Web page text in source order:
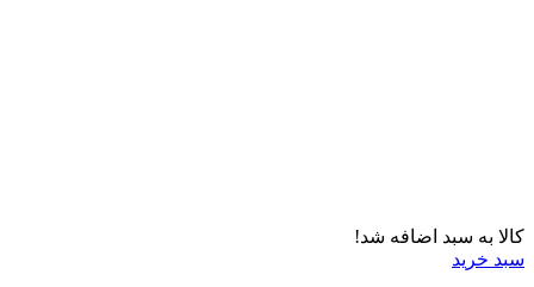
کالا به سبد اضافه شد!
سبد خرید